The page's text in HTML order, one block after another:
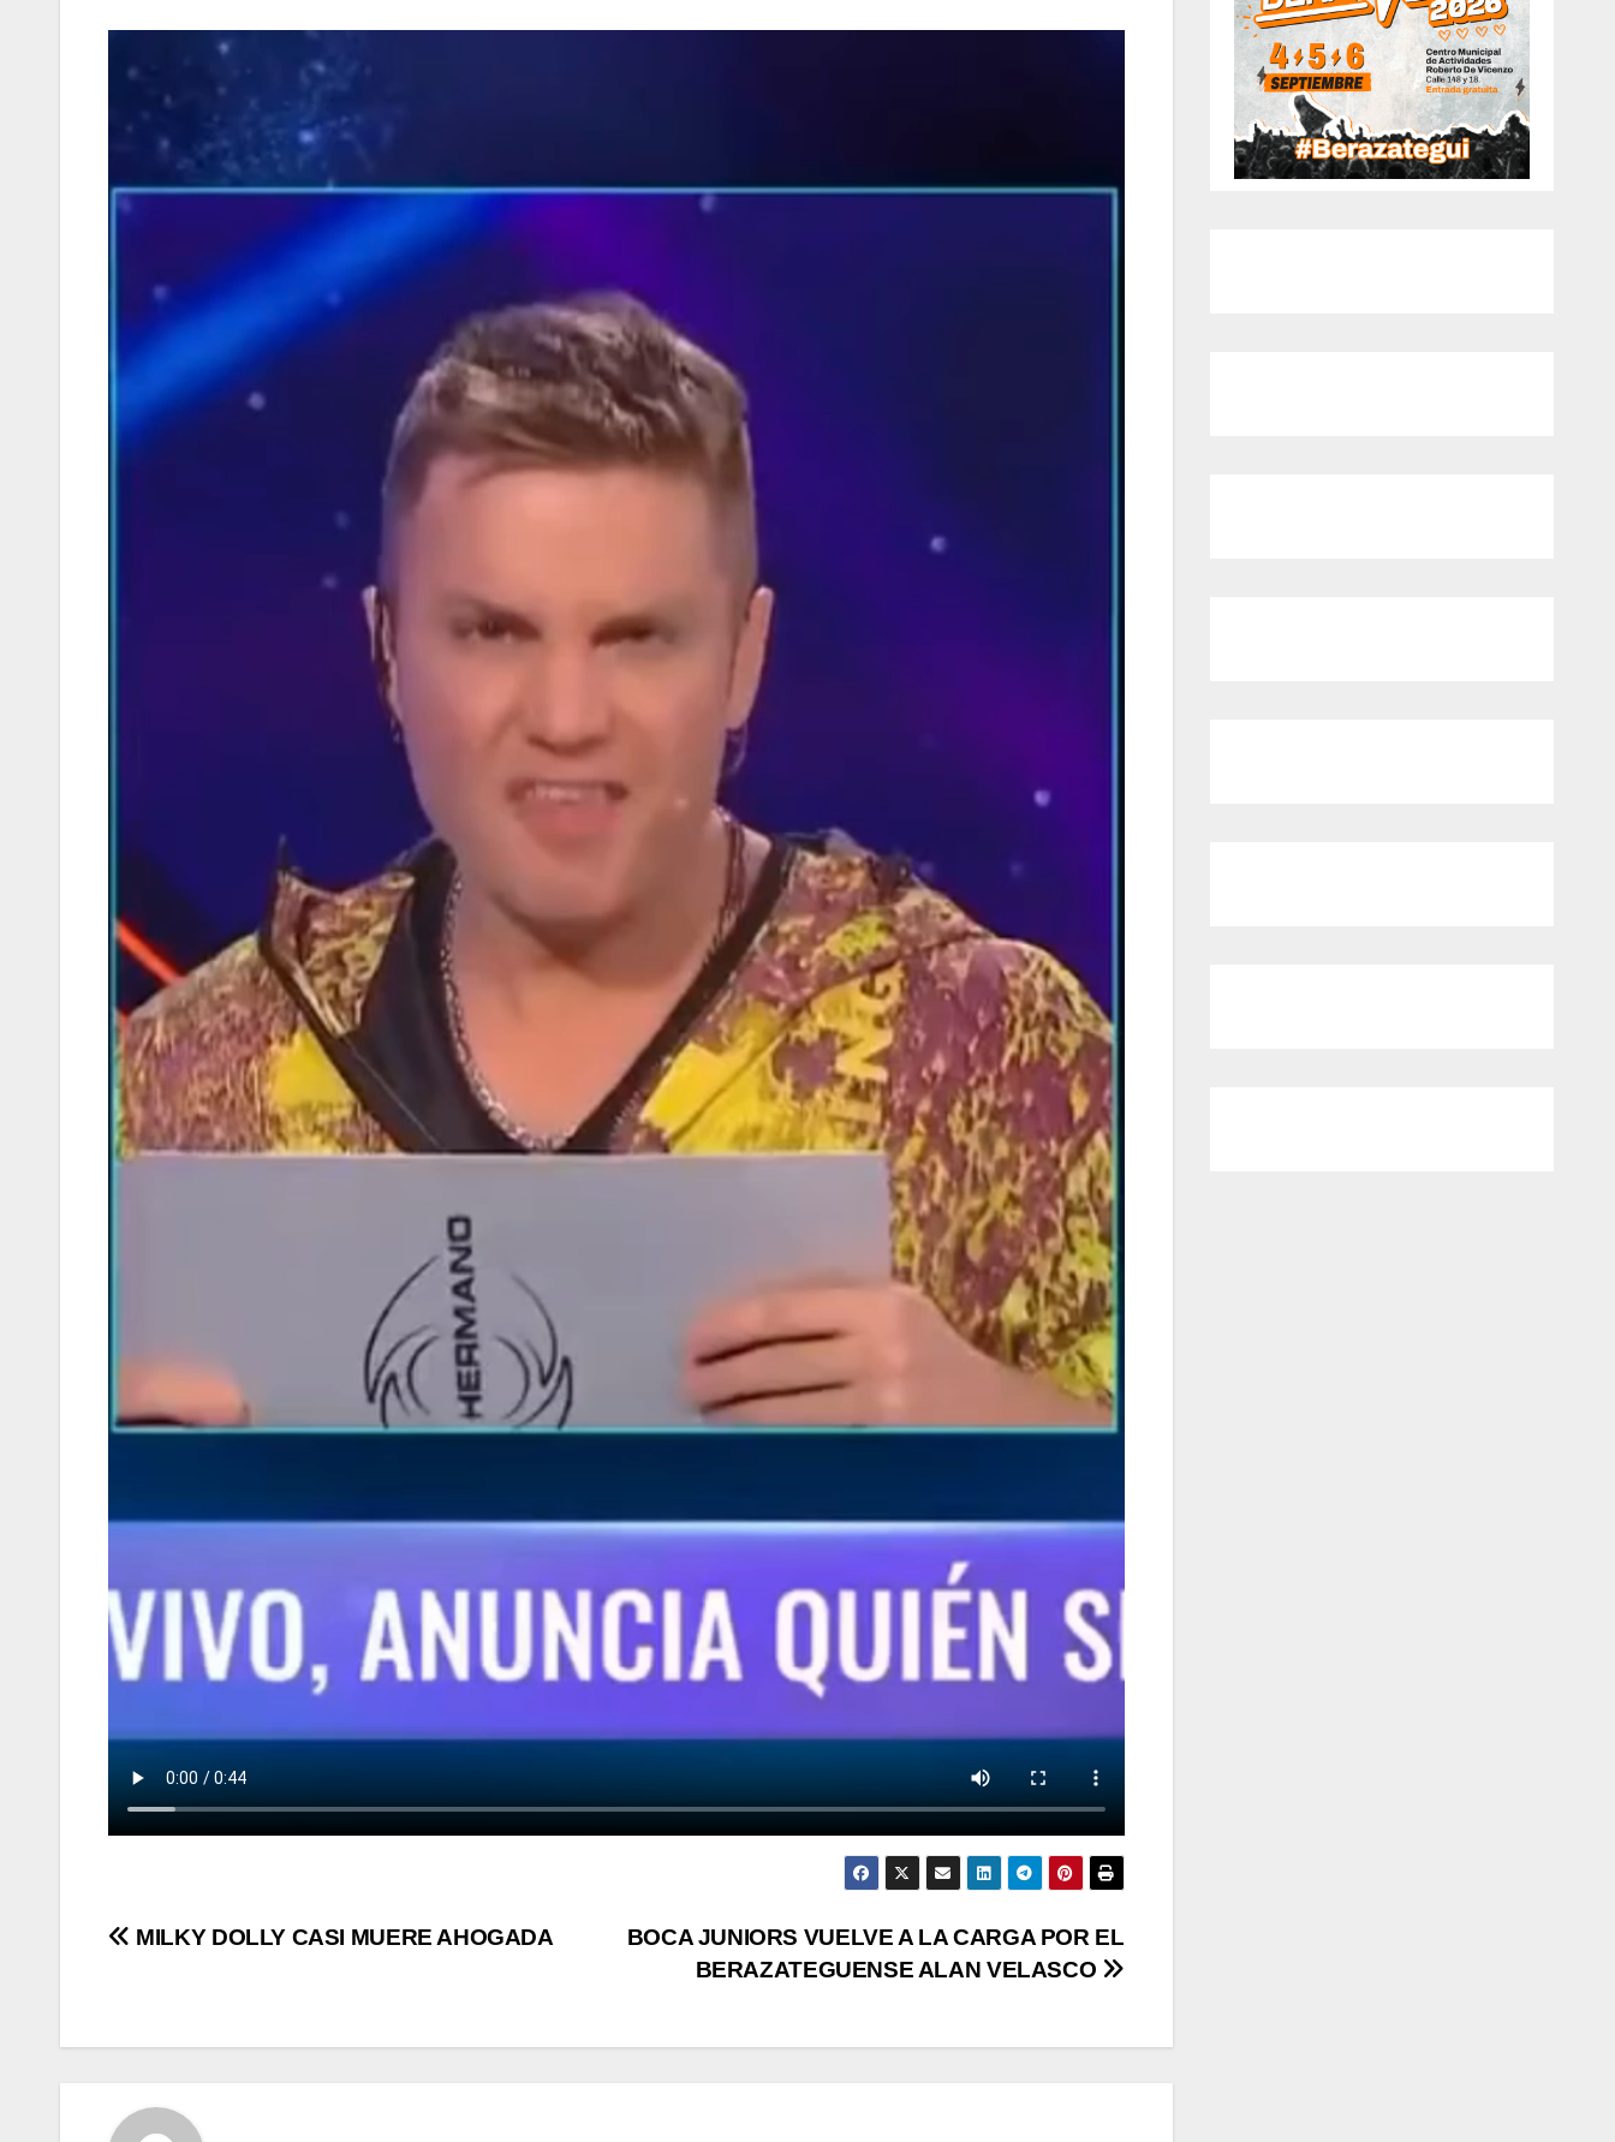
Post
BOCA JUNIORS VUELVE A LA CARGA POR EL
BERAZATEGUENSE ALAN VELASCO
MILKY DOLLY CASI MUERE AHOGADA